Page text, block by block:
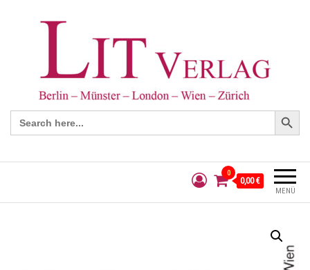
Search
for:
Search Button
MENÜ
0
0,00 €